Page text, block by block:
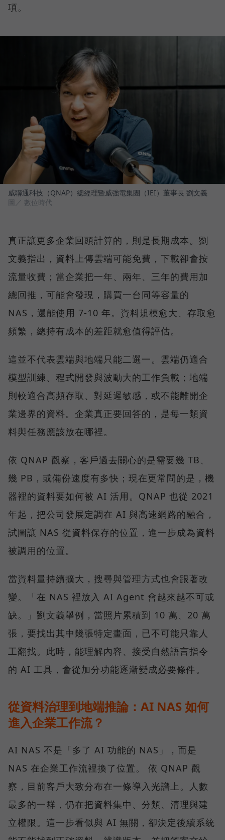
項。
威聯通科技（QNAP）總經理暨威強電集團（IEI）董事長 劉文義
圖／ 數位時代
真正讓更多企業回頭計算的，則是長期成本。劉
文義指出，資料上傳雲端可能免費，下載卻會按
流量收費；當企業把一年、兩年、三年的費用加
總回推，可能會發現，購買一台同等容量的
NAS，還能使用 7-10 年。資料規模愈大、存取愈
頻繁，總持有成本的差距就愈值得評估。
這並不代表雲端與地端只能二選一。雲端仍適合
模型訓練、程式開發與波動大的工作負載；地端
則較適合高頻存取、對延遲敏感，或不能離開企
業邊界的資料。企業真正要回答的，是每一類資
料與任務應該放在哪裡。
依 QNAP 觀察，客戶過去關心的是需要幾 TB、
幾 PB，或備份速度有多快；現在更常問的是，機
器裡的資料要如何被 AI 活用。QNAP 也從 2021
年起，把公司發展定調在 AI 與高速網路的融合，
試圖讓 NAS 從資料保存的位置，進一步成為資料
被調用的位置。
當資料量持續擴大，搜尋與管理方式也會跟著改
變。「在 NAS 裡放入 AI Agent 會越來越不可或
缺。」劉文義舉例，當照片累積到 10 萬、20 萬
張，要找出其中幾張特定畫面，已不可能只靠人
工翻找。此時，能理解內容、接受自然語言指令
的 AI 工具，會從加分功能逐漸變成必要條件。
從資料治理到地端推論：AI NAS 如何
進入企業工作流？
AI NAS 不是「多了 AI 功能的 NAS」，而是
NAS 在企業工作流裡換了位置。 依 QNAP 觀
察，目前客戶大致分布在一條導入光譜上。人數
最多的一群，仍在把資料集中、分類、清理與建
立權限。這一步看似與 AI 無關，卻決定後續系統